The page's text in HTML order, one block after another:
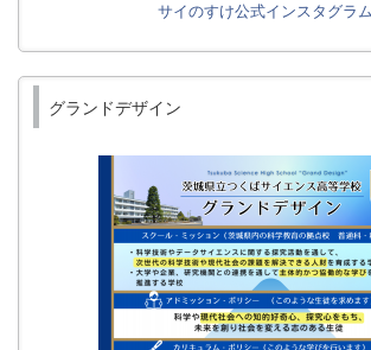
サイのすけ公式インスタグラム
グランドデザイン